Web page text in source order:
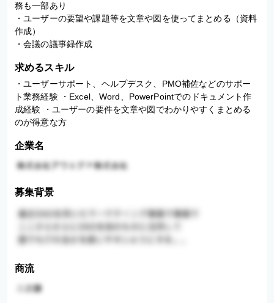
務も一部あり
・ユーザーの要望や課題等を文章や図を使ってまとめる（資料
作成）
・会議の議事録作成
求めるスキル
・ユーザーサポート、ヘルプデスク、PMO補佐などのサポー
ト業務経験 ・Excel、Word、PowerPointでのドキュメント作
成経験 ・ユーザーの要件を文章や図でわかりやすくまとめる
のが得意な方
企業名
募集背景
商流